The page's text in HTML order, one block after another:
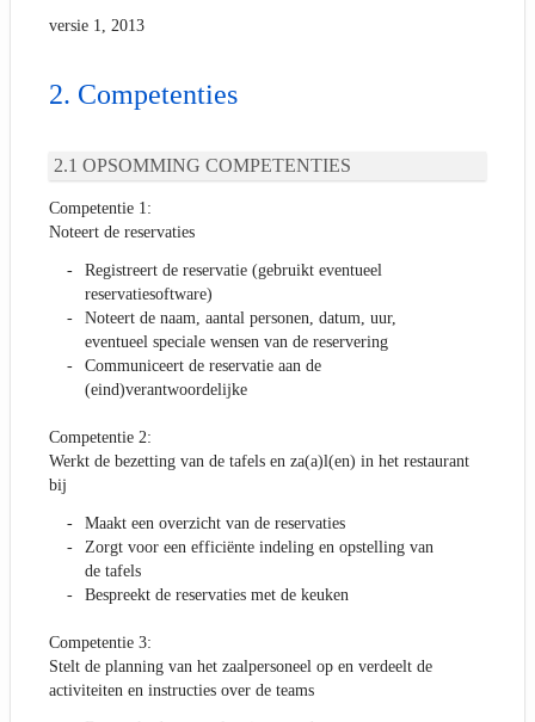
versie 1, 2013
Competenties
OPSOMMING COMPETENTIES
Competentie 1:
Noteert de reservaties
Registreert de reservatie (gebruikt eventueel
reservatiesoftware)
Noteert de naam, aantal personen, datum, uur,
eventueel speciale wensen van de reservering
Communiceert de reservatie aan de
(eind)verantwoordelijke
Competentie 2:
Werkt de bezetting van de tafels en za(a)l(en) in het restaurant
bij
Maakt een overzicht van de reservaties
Zorgt voor een efficiënte indeling en opstelling van
de tafels
Bespreekt de reservaties met de keuken
Competentie 3:
Stelt de planning van het zaalpersoneel op en verdeelt de
activiteiten en instructies over de teams